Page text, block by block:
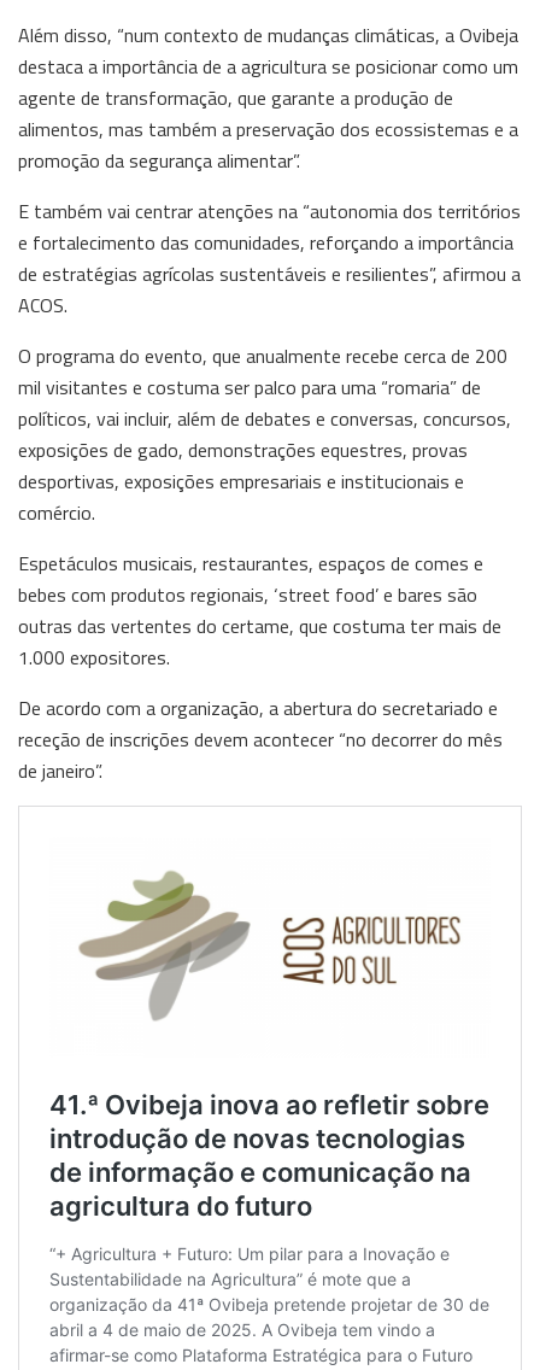
Além disso, “num contexto de mudanças climáticas, a Ovibeja
destaca a importância de a agricultura se posicionar como um
agente de transformação, que garante a produção de
alimentos, mas também a preservação dos ecossistemas e a
promoção da segurança alimentar”.
E também vai centrar atenções na “autonomia dos territórios
e fortalecimento das comunidades, reforçando a importância
de estratégias agrícolas sustentáveis e resilientes”, afirmou a
ACOS.
O programa do evento, que anualmente recebe cerca de 200
mil visitantes e costuma ser palco para uma “romaria” de
políticos, vai incluir, além de debates e conversas, concursos,
exposições de gado, demonstrações equestres, provas
desportivas, exposições empresariais e institucionais e
comércio.
Espetáculos musicais, restaurantes, espaços de comes e
bebes com produtos regionais, ‘street food’ e bares são
outras das vertentes do certame, que costuma ter mais de
1.000 expositores.
De acordo com a organização, a abertura do secretariado e
receção de inscrições devem acontecer “no decorrer do mês
de janeiro”.